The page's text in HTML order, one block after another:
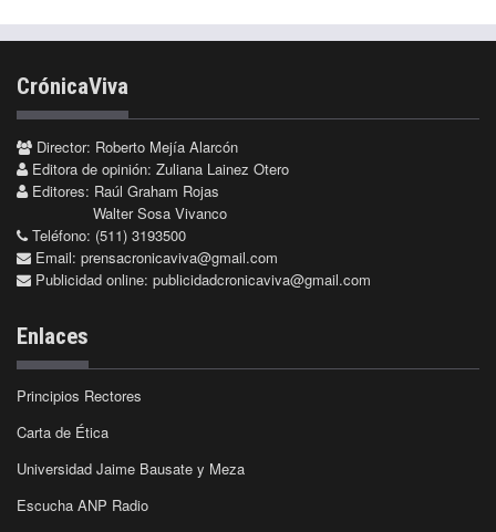
CrónicaViva
Director: Roberto Mejía Alarcón
Editora de opinión: Zuliana Lainez Otero
Editores: Raúl Graham Rojas
Walter Sosa Vivanco
Teléfono: (511) 3193500
Email: prensacronicaviva@gmail.com
Publicidad online: publicidadcronicaviva@gmail.com
Enlaces
Principios Rectores
Carta de Ética
Universidad Jaime Bausate y Meza
Escucha ANP Radio